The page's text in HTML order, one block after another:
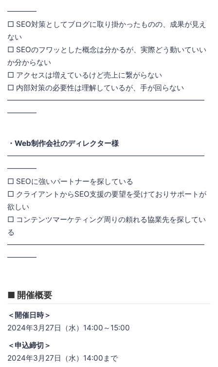
━━━━
□ SEO対策としてブログに取り掛かったものの、成果が見え
ない
□ SEOのフワッとした概念は分かるが、実際どう動いていい
か分からない
□ アクセスは増えているけど売上に繋がらない
□ 内部対策の必要性は理解しているが、手が回らない
━━━━━━━━━━━━━━━━━━━━━━━━━━━
━━━━
・Web制作会社のディレクター様
━━━━━━━━━━━━━━━━━━━━━━━━━━━
━━━━
□ SEOに強いパートナーを探している
□ クライアントからSEO支援の要望を受けておりサポートが
欲しい
□ コンテンツマーケティング周りの頼れる協業先を探してい
る
━━━━━━━━━━━━━━━━━━━━━━━━━━━
━━━━
■ 開催概要
＜開催日時＞
2024年3月27日（水）14:00～15:00
＜申込締切＞
2024年3月27日（水）14:00まで